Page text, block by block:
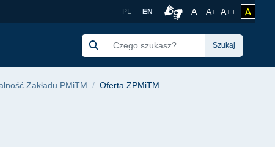
PL EN ARozmiar czcionki
A+Czcionka
A++Czcionka
Szukaj
Zakładu PMiTM Oferta ZPMiTM